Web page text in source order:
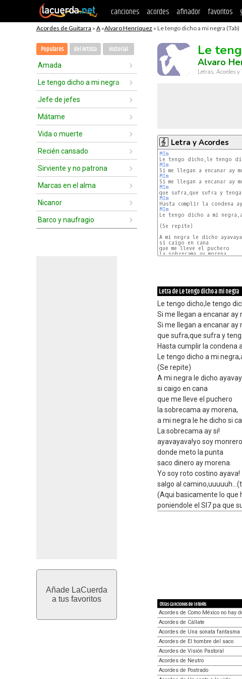
canciones acordes afinador favoritos
Acordes de Guitarra » A »Alvaro Henríquez » Le tengo dicho a mi negra (Tab)
Populares del Artista Historial
Amada
Le tengo dicho a mi negra
Jefe de jefes
Mátame
Vida o muerte
Recién cansado
Sirviente y no patrona
Marcas en el alma
Nicanor
Barco y naufragio
Añade LaCuerda
a tus favoritos
Le
Alvaro
Letras, Acordes
Letra y Acordes
MIm
MIm
MIm
MIm
MIm
MIm
Le tengo dicho a mi
(Se repite)
A mi negra le dicho
si caigo en cana
que me lleve el puchero
la sobrecama ay morena,
Letra de Le tengo dicho a mi negra
Le tengo dicho,le tengo
Si me llegan a encanar ay
Si me llegan a encanar ay
que sufra,que sufra y
Hasta cumplir la condena
Le tengo dicho a mi
(Se repite)
A mi negra le dicho
si caigo en cana
que me lleve el puchero
la sobrecama ay morena,
a mi negra le he dicho si
La sobrecama ay si!
ayavayava!yo soy monrero
donde meto la punta
saco dinero ay morena.
Yo soy roto costino ayava!
salgo al
(Aqui basicamente lo que
poniendole el SI7 pa que
Otras canciones de interés
Acordes de Como México no hay
Acordes de Cállate
Acordes de Una sonata fantasma
Acordes de El hombre del saco
Acordes de Visión Pastoral
Acordes de Neutro
Acordes de Postrado